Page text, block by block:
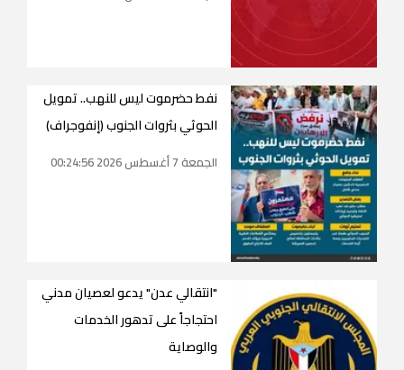
نفط حضرموت ليس للنهب.. تمويل
الحوثي بثروات الجنوب (إنفوجراف)
الجمعة 7 أغسطس 2026 00:24:56
"انتقالي عدن" يدعو لعصيان مدني
احتجاجاً على تدهور الخدمات
والوصاية